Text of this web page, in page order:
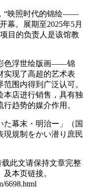
“映照时代的锦绘——
幕。展期至2025年5月
目的负责人是该馆教
色浮世绘版画——锦
实现了高超的艺术表
围内得到广泛认可。
本店进行销售，具有独
趋势的媒介作用。
载此文请保持文章完整
本页链接。
6698.html